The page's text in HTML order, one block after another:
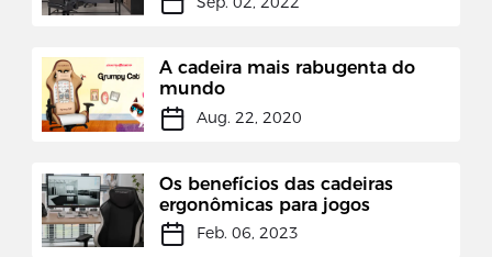
A cadeira mais rabugenta do
mundo
Aug. 22, 2020
Os benefícios das cadeiras
ergonômicas para jogos
Feb. 06, 2023